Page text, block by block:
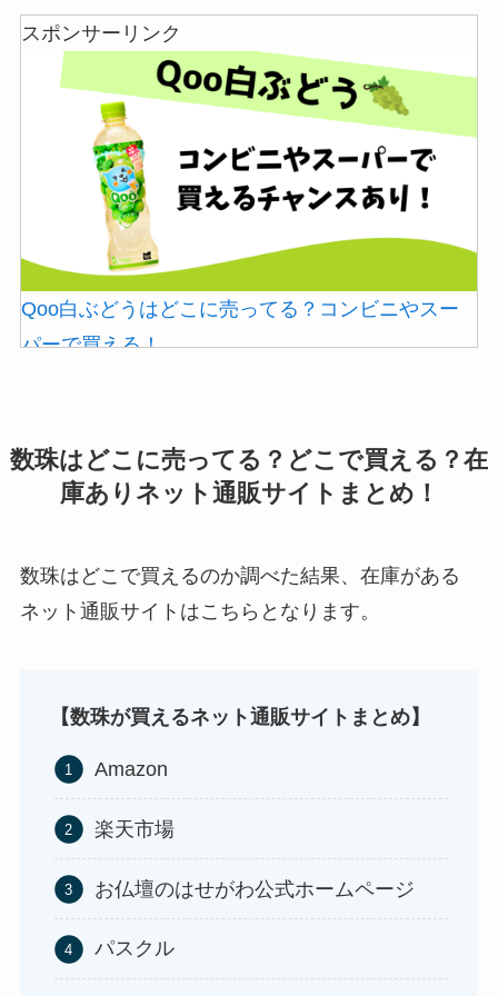
ブンなどのコンビニで買える！
マックカードはどこで買える？Amazonや金券ショ
ップに売ってる！
五家宝はどこで買える？取扱店はスーパーや百貨
スーツケースカバーはどこに売ってる？100均（ダ
イソー）やドンキで買える！
スポンサーリンク
Qoo白ぶどうはどこに売ってる？コンビニやスー
パーで買える！
ストレッチポールはどこで買える？取扱店は100均
アサイーの冷凍はどこに売ってる？コストコや業
務スーパーで買える！
数珠はどこに売ってる？どこで買える？在
庫ありネット通販サイトまとめ！
数珠はどこで買えるのか調べた結果、在庫がある
ネット通販サイトはこちらとなります。
【数珠が買えるネット通販サイトまとめ】
Amazon
楽天市場
お仏壇のはせがわ公式ホームページ
パスクル